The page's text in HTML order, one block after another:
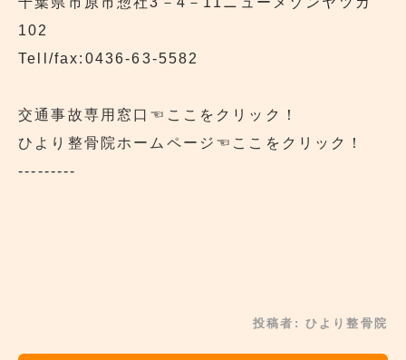
102
Tell/fax:0436-63-5582
交通事故専用窓口 ☜ここをクリック！
ひより整骨院ホームページ ☜ここをクリック！
---------
投稿者: ひより整骨院